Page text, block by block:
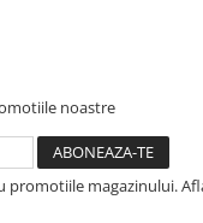
noastre
promotiile magazinului.